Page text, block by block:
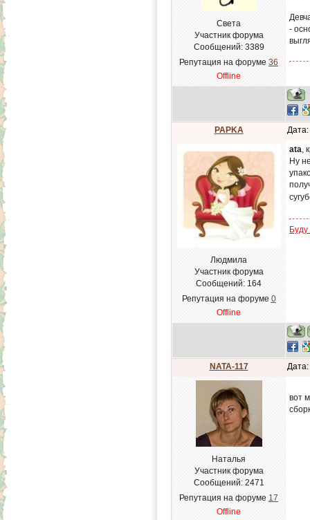
Света
Участник форума
Сообщений: 3389
Репутация на форуме 36
Offline
-
PAPKA
Людмила
Участник форума
Сообщений: 164
Репутация на форуме 0
Offline
ata,
Ну
NATA-117
Наталья
Участник форума
Сообщений: 2471
Репутация на форуме 17
Offline
вот